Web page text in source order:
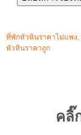
ที่พักหัวหินราคาไม่แพง,
หัวหินราคาถูก
คลิ๊